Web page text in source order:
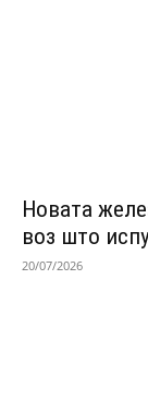
Новата
воз што
20/07/2026